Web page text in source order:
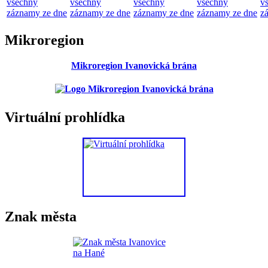
všechny
záznamy ze dne
všechny
záznamy ze dne
všechny
záznamy ze dne
všechny
záznamy ze dne
Mikroregion
Mikroregion Ivanovická brána
Virtuální prohlídka
Znak města